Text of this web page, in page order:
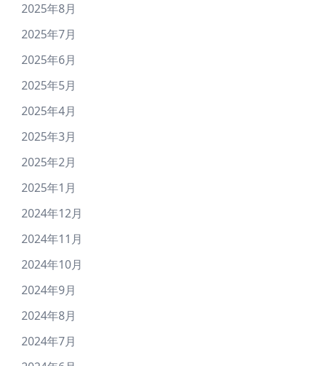
2025年8月
2025年7月
2025年6月
2025年5月
2025年4月
2025年3月
2025年2月
2025年1月
2024年12月
2024年11月
2024年10月
2024年9月
2024年8月
2024年7月